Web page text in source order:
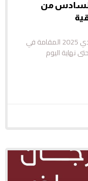
السادس من
سجّلت فعاليات كأس نادي الصقور السعودي 2025 المقامة في
تجاوز 80 ألف زائر حتى نهاية اليوم